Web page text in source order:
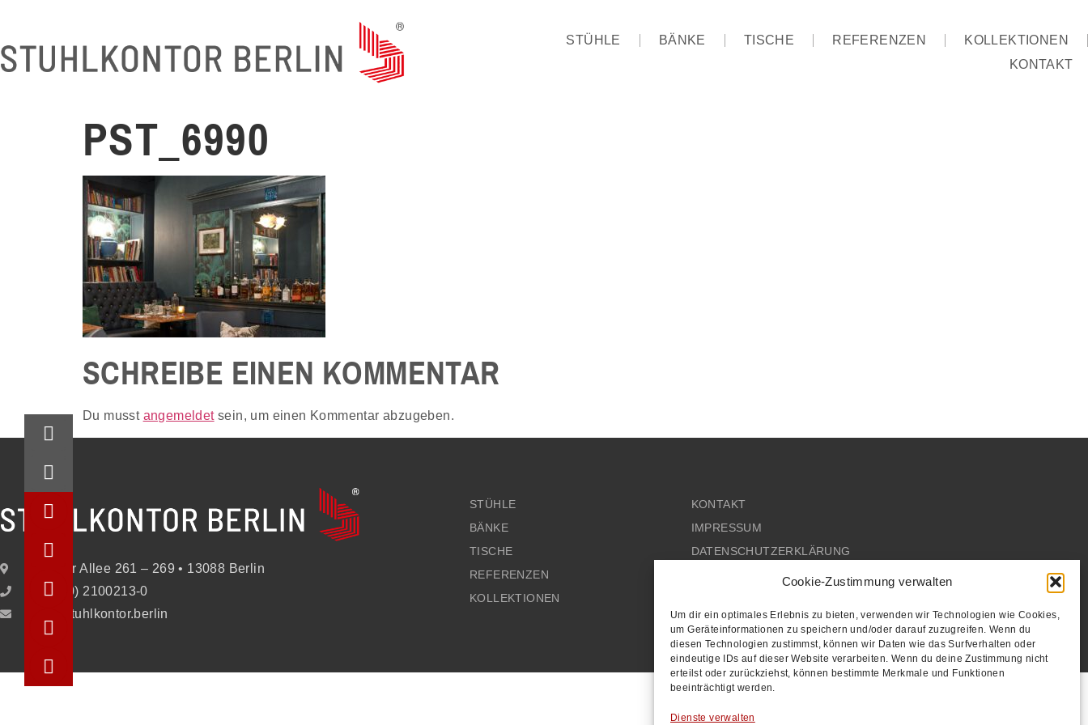
Cookie-Zustimmung verwalten
Um dir ein optimales Erlebnis zu bieten, verwenden wir Technologien wie Cookies,
um Geräteinformationen zu speichern und/oder darauf zuzugreifen. Wenn du
diesen Technologien zustimmst, können wir Daten wie das Surfverhalten oder
eindeutige IDs auf dieser Website verarbeiten. Wenn du deine Zustimmung nicht
erteilst oder zurückziehst, können bestimmte Merkmale und Funktionen
beeinträchtigt werden.
Dienste verwalten
STÜHLE BÄNKE TISCHE REFERENZEN
KOLLEKTIONEN
KONTAKT
PST_6990
SCHREIBE EINEN KOMMENTAR
Du musst angemeldetsein, um einen Kommentar abzugeben.
Berliner Allee 261 – 269 • 13088 Berlin
+49 (30) 2100213-0
info@stuhlkontor.berlin
STÜHLE
BÄNKE
TISCHE
REFERENZEN
KOLLEKTIONEN
KONTAKT
IMPRESSUM
DATENSCHUTZERKLÄRUNG